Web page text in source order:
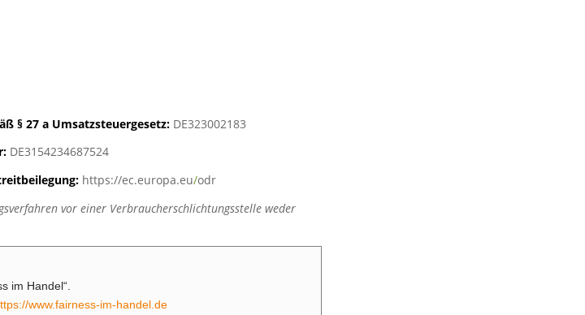
§ 27 a Umsatzsteuergesetz:DE323002183
DE3154234687524
https://ec.europa.eu/odr
vor einer Verbraucherschlichtungsstelle weder
im Handel“.
www.fairness-im-handel.de